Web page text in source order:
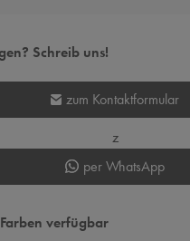
Schreib uns!
zum Kontaktformular
z
per WhatsApp
verfügbar